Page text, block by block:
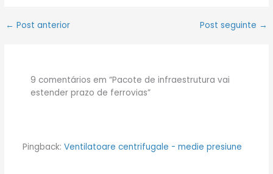
← Post anterior Post seguinte →
9 comentários em “Pacote de infraestrutura vai
estender prazo de ferrovias”
Pingback: Ventilatoare centrifugale - medie presiune